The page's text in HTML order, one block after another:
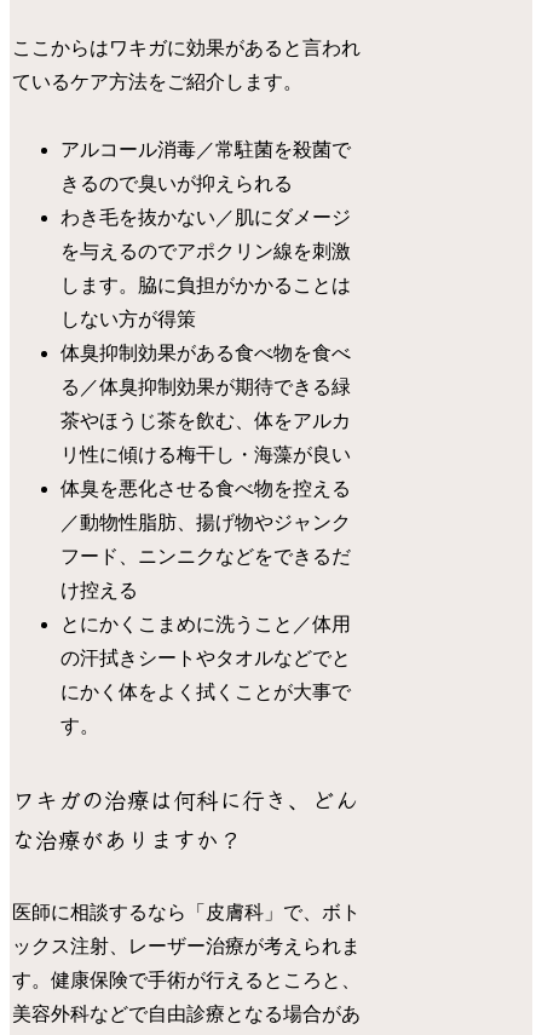
ここからはワキガに効果があると言われ
ているケア方法をご紹介します。
アルコール消毒／常駐菌を殺菌で
きるので臭いが抑えられる
わき毛を抜かない／肌にダメージ
を与えるのでアポクリン線を刺激
します。脇に負担がかかることは
しない方が得策
体臭抑制効果がある食べ物を食べ
る／体臭抑制効果が期待できる緑
茶やほうじ茶を飲む、体をアルカ
リ性に傾ける梅干し・海藻が良い
体臭を悪化させる食べ物を控える
／動物性脂肪、揚げ物やジャンク
フード、ニンニクなどをできるだ
け控える
とにかくこまめに洗うこと／体用
の汗拭きシートやタオルなどでと
にかく体をよく拭くことが大事で
す。
ワキガの治療は何科に行き、どん
な治療がありますか？
医師に相談するなら「皮膚科」で、ボト
ックス注射、レーザー治療が考えられま
す。健康保険で手術が行えるところと、
美容外科などで自由診療となる場合があ